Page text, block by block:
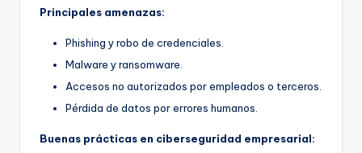
Principales amenazas:
Phishing y robo de credenciales.
Malware y ransomware.
Accesos no autorizados por empleados o terceros.
Pérdida de datos por errores humanos.
Buenas prácticas en ciberseguridad empresarial: